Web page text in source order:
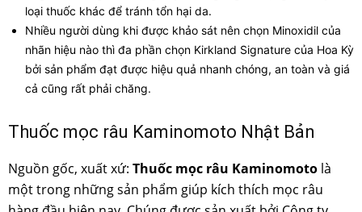
loại thuốc khác để tránh tổn hại da.
Nhiều người dùng khi được khảo sát nên chọn Minoxidil của
nhãn hiệu nào thì đa phần chọn Kirkland Signature của Hoa Kỳ
bởi sản phẩm đạt được hiệu quả nhanh chóng, an toàn và giá
cả cũng rất phải chăng.
Thuốc mọc râu Kaminomoto Nhật Bản
Nguồn gốc, xuất xứ: Thuốc mọc râu Kaminomoto là
một trong những sản phẩm giúp kích thích mọc râu